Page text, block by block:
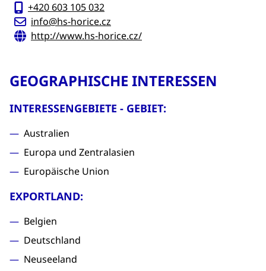
+420 603 105 032
info@hs-horice.cz
http://www.hs-horice.cz/
GEOGRAPHISCHE INTERESSEN
INTERESSENGEBIETE - GEBIET:
Australien
Europa und Zentralasien
Europäische Union
EXPORTLAND:
Belgien
Deutschland
Neuseeland